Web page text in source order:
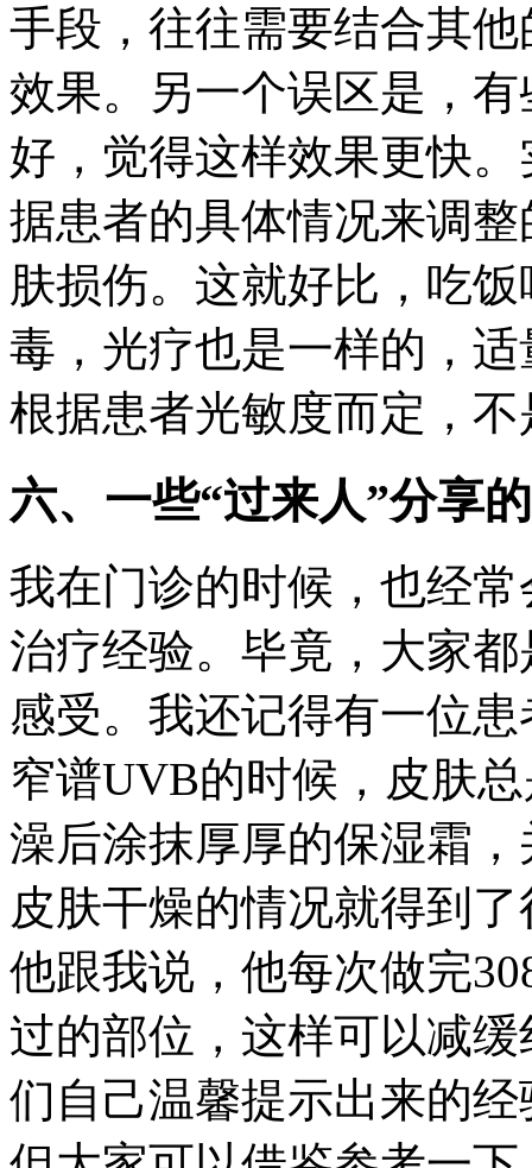
手段，往往需要结合其
效果。另一个误区是，
好，觉得这样效果更快
据患者的具体情况来调
肤损伤。这就好比，吃
毒，光疗也是一样的，
根据患者光敏度而定，
六、一些“过来人”分享
我在门诊的时候，也经
治疗经验。毕竟，大家
感受。我还记得有一位
窄谱UVB的时候，皮肤
澡后涂抹厚厚的保湿霜
皮肤干燥的情况就得到
他跟我说，他每次做完
过的部位，这样可以减
们自己温馨提示出来的